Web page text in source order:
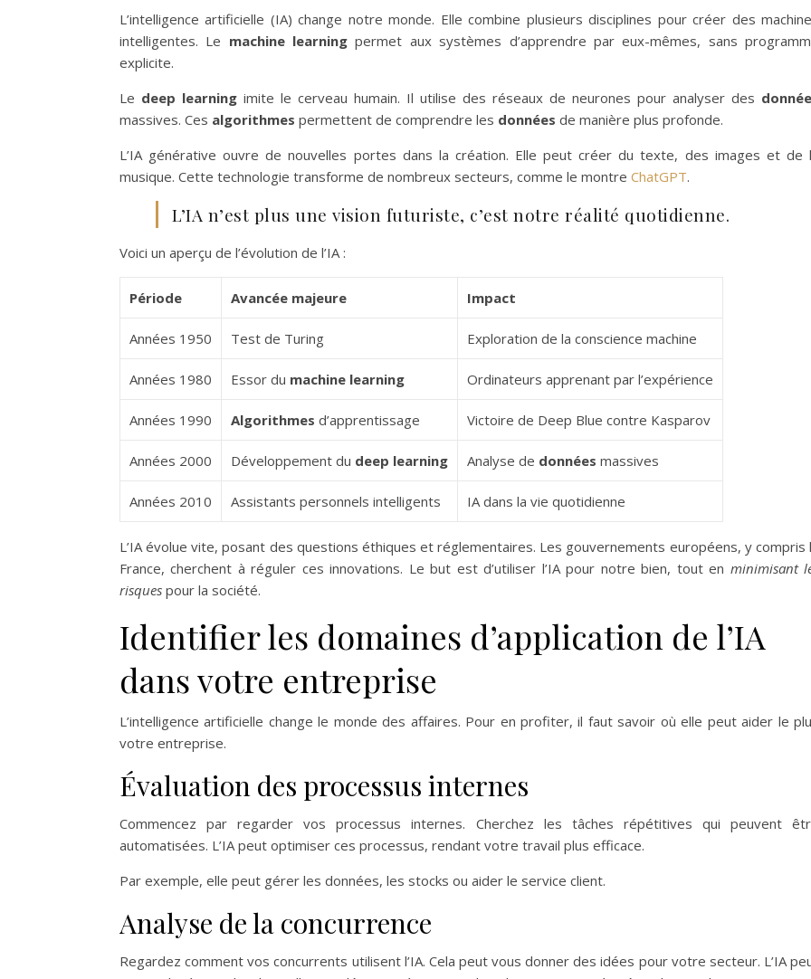
L’intelligence artificielle (IA) change notre monde. Elle combine plusieurs disciplines pour créer des
intelligentes. Le machine learning permet aux systèmes d’apprendre par eux-mêmes, sans
explicite.
Le deep learning imite le cerveau humain. Il utilise des réseaux de neurones pour analyser des
massives. Ces algorithmes permettent de comprendre les données de manière plus profonde.
L’IA générative ouvre de nouvelles portes dans la création. Elle peut créer du texte, des images et de
musique. Cette technologie transforme de nombreux secteurs, comme le montre ChatGPT.
L’IA n’est plus une vision futuriste, c’est notre réalité quotidienne.
Voici un aperçu de l’évolution de l’IA :
Période Avancée majeure Impact
Années 1950 Test de Turing Exploration de la conscience machine
Années 1980 Essor du machine learning Ordinateurs apprenant par l’expérience
Années 1990 Algorithmes d’apprentissage Victoire de Deep Blue contre Kasparov
Années 2000 Développement du deep learning Analyse de données massives
Années 2010 Assistants personnels intelligents IA dans la vie quotidienne
L’IA évolue vite, posant des questions éthiques et réglementaires. Les gouvernements européens, y compris
France, cherchent à réguler ces innovations. Le but est d’utiliser l’IA pour notre bien, tout en minimisant
risques pour la société.
Identifier les domaines d’application de l’IA
dans votre entreprise
L’intelligence artificielle change le monde des affaires. Pour en profiter, il faut savoir où elle peut aider le
votre entreprise.
Évaluation des processus internes
Commencez par regarder vos processus internes. Cherchez les tâches répétitives qui peuvent
automatisées. L’IA peut optimiser ces processus, rendant votre travail plus efficace.
Par exemple, elle peut gérer les données, les stocks ou aider le service client.
Analyse de la concurrence
Regardez comment vos concurrents utilisent l’IA. Cela peut vous donner des idées pour votre secteur. L’IA